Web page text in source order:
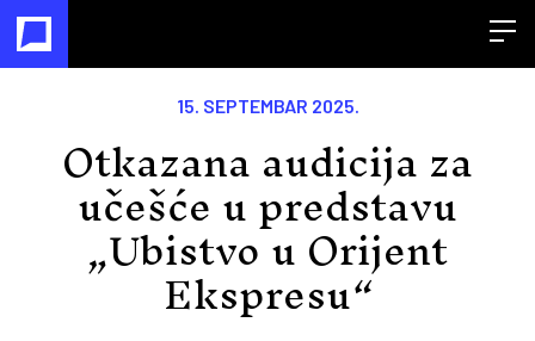
15. SEPTEMBAR 2025.
Otkazana audicija za
učešće u predstavu
„Ubistvo u Orijent
Ekspresu“